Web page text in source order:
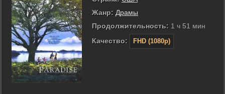
Жанр: Драмы
Продолжительность: 1 ч 51 мин
Качество:
FHD (1080p)